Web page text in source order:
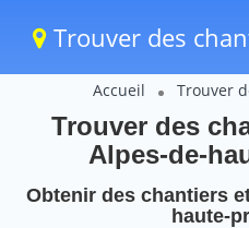
Trouver des
Accueil Trouver
Trouver des
Alpes-de-
Obtenir des chantiers
haute-